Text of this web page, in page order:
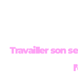
Travailler son